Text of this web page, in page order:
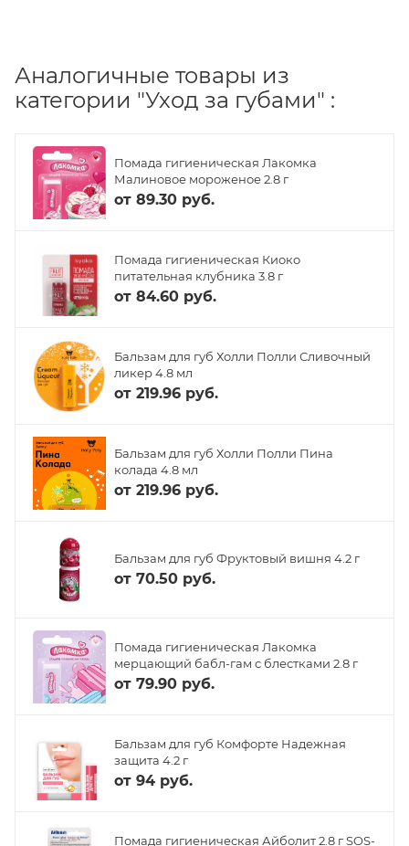
Аналогичные товары из
категории "Уход за губами" :
Помада гигиеническая Лакомка
Малиновое мороженое 2.8 г
от 89.30 руб.
Помада гигиеническая Киоко
питательная клубника 3.8 г
от 84.60 руб.
Бальзам для губ Холли Полли Сливочный
ликер 4.8 мл
от 219.96 руб.
Бальзам для губ Холли Полли Пина
колада 4.8 мл
от 219.96 руб.
Бальзам для губ Фруктовый вишня 4.2 г
от 70.50 руб.
Помада гигиеническая Лакомка
мерцающий бабл-гам с блестками 2.8 г
от 79.90 руб.
Бальзам для губ Комфорте Надежная
защита 4.2 г
от 94 руб.
Помада гигиеническая Айболит 2.8 г SOS-